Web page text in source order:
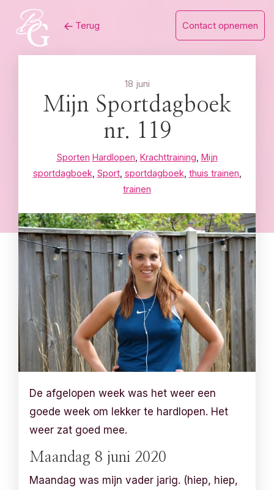
content
Terug Contact opnemen
18 juni
Mijn Sportdagboek
nr. 119
Sporten Hardlopen Krachttraining Mijn
sportdagboek Sport, sportdagboek thuis trainen
trainen
De afgelopen week was het weer een
goede week om lekker te hardlopen. Het
weer zat goed mee.
Maandag 8 juni 2020
Maandag was mijn vader jarig. (hiep, hiep,